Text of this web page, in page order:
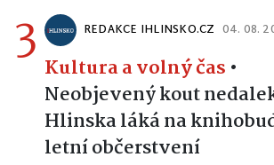
3 REDAKCE IHLINSKO.CZ 04. 08.
Kultura a volný čas •
Neobjevený kout
Hlinska láká na
letní občerstvení